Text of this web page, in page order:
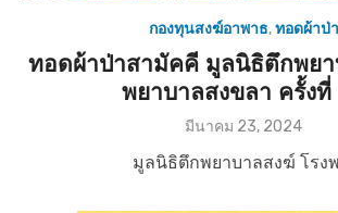
กองทุนสงฆ์อาพาธ,ทอดผ้าป่า
ทอดผ้าป่าสามัคคี มูลนิธิตึกพยา
พยาบาลสงขลา ครั้งที่
P
s
มีนาคม 23, 2024
มูลนิธิตึกพยาบาลสงฆ์ โรง